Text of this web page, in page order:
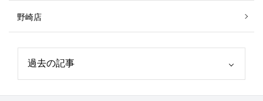
野崎店